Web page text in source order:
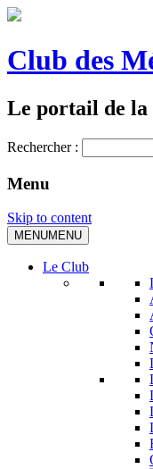
Club des
Le portail de la
Rechercher :
Menu
Skip to content
MENUMENU
Le Club